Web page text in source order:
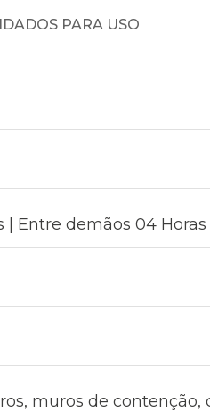
PARA USO
Entre demãos 04 Horas
muros de contenção,